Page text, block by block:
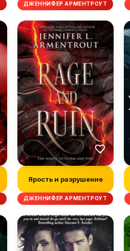
ДЖЕННИФЕР АРМЕНТРОУТ
Ярость и разрушение
ДЖЕННИФЕР АРМЕНТРОУТ